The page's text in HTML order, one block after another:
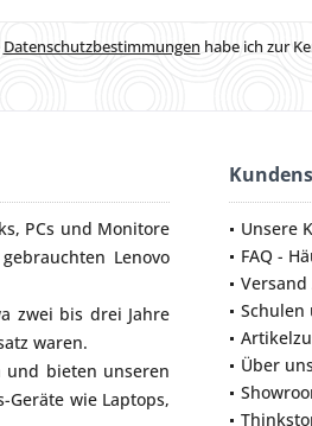
Datenschutzbestimmungen habe ich zur
, PCs und Monitore
Lenovo
zwei bis drei Jahre
waren.
und bieten unseren
Geräte wie Laptops,
Unsere
FAQ -
Schulen
Über